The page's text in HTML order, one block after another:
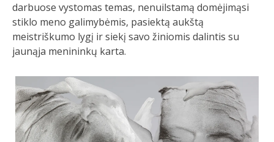
darbuose vystomas temas, nenuilstamą domėjimąsi
stiklo meno galimybėmis, pasiektą aukštą
meistriškumo lygį ir siekį savo žiniomis dalintis su
jaunąja menininkų karta.